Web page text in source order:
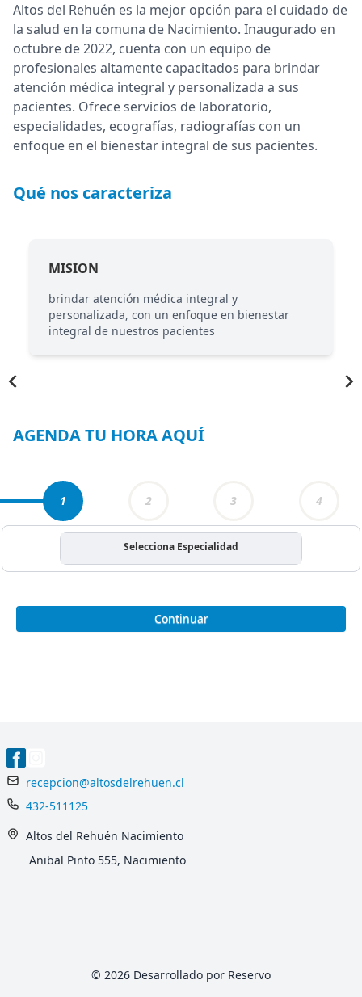
Altos del Rehuén es la mejor opción para el cuidado de
la salud en la comuna de Nacimiento. Inaugurado en
octubre de 2022, cuenta con un equipo de
profesionales altamente capacitados para brindar
atención médica integral y personalizada a sus
pacientes. Ofrece servicios de laboratorio,
especialidades, ecografías, radiografías con un
enfoque en el bienestar integral de sus pacientes.
Qué nos caracteriza
MISION
brindar atención médica integral y
personalizada, con un enfoque en bienestar
integral de nuestros pacientes
AGENDA TU HORA AQUÍ
1 2 3 4
Selecciona Especialidad
Continuar
recepcion@altosdelrehuen.cl
432-511125
Altos del Rehuén Nacimiento
Anibal Pinto 555, Nacimiento
© 2026 Desarrollado por Reservo